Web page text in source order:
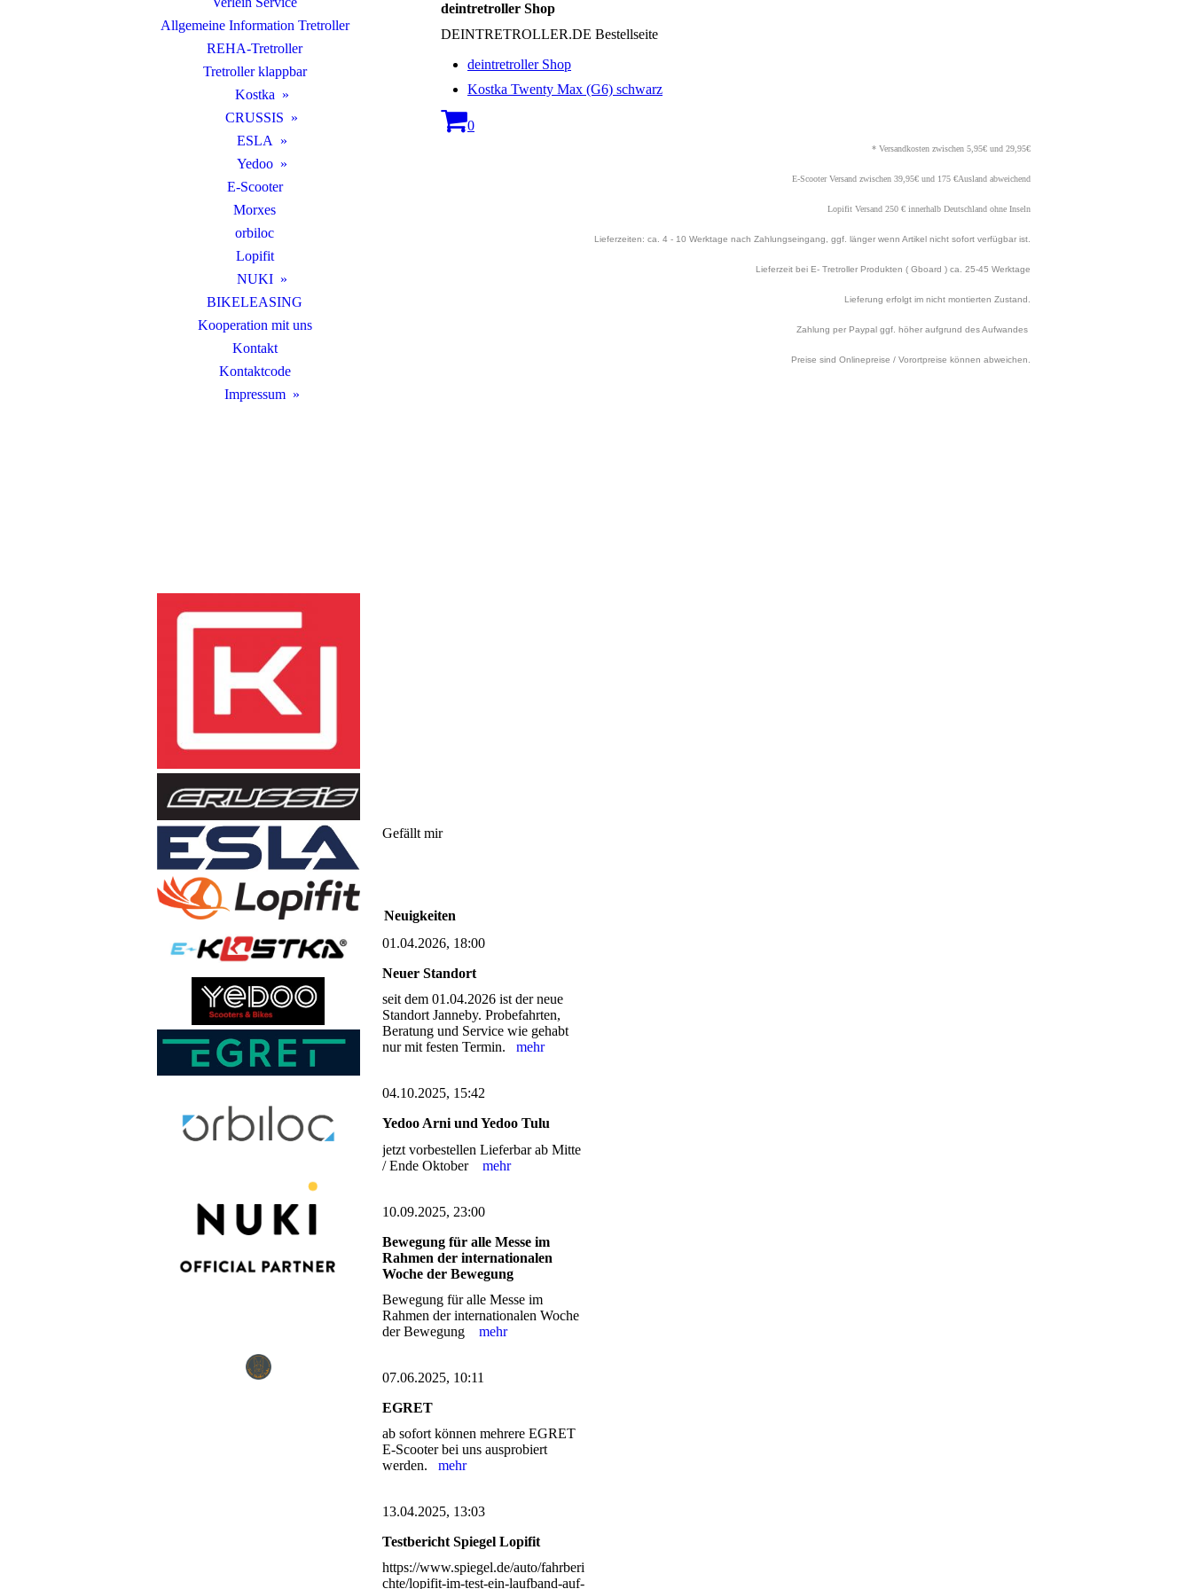
Allgemeine Information Tretroller
REHA-Tretroller
Tretroller klappbar
Kostka
CRUSSIS
ESLA
Yedoo
E-Scooter
Morxes
orbiloc
Lopifit
NUKI
BIKELEASING
Kooperation mit uns
Kontakt
Kontaktcode
Impressum
deintretroller Shop
DEINTRETROLLER.DE Bestellseite
deintretroller Shop
Kostka Twenty Max (G6) schwarz
0
* Versandkosten zwischen 5,95€ und 29,95€
E-Scooter Versand zwischen 39,95€ und 175 €Ausland abweichend
Lopifit Versand 250 € innerhalb Deutschland ohne Inseln
Lieferzeiten: ca. 4 - 10 Werktage nach Zahlungseingang, ggf. länger wenn Artikel nicht sofort verfügbar ist.
Lieferzeit bei E- Tretroller Produkten ( Gboard ) ca. 25-45 Werktage
Lieferung erfolgt im nicht montierten Zustand.
Zahlung per Paypal ggf. höher aufgrund des Aufwandes
Preise sind Onlinepreise / Vorortpreise können abweichen.
Gefällt mir
Neuigkeiten
01.04.2026, 18:00
Neuer Standort
seit dem 01.04.2026 ist der neue
Standort Janneby. Probefahrten,
Beratung und Service wie gehabt
nur mit festen Termin. mehr
04.10.2025, 15:42
Yedoo Arni und Yedoo Tulu
jetzt vorbestellen Lieferbar ab Mitte
/ Ende Oktober mehr
10.09.2025, 23:00
Bewegung für alle Messe im
Rahmen der internationalen
Woche der Bewegung
Bewegung für alle Messe im
Rahmen der internationalen Woche
der Bewegung mehr
07.06.2025, 10:11
EGRET
ab sofort können mehrere EGRET
E-Scooter bei uns ausprobiert
werden. mehr
13.04.2025, 13:03
Testbericht Spiegel Lopifit
https://www.spiegel.de/auto/fahrberi
chte/lopifit-im-test-ein-laufband-auf-